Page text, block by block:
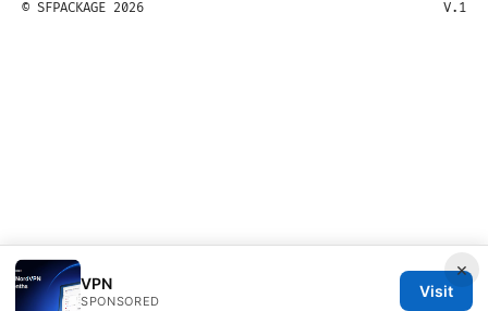
×
VPN
SPONSORED
Visit
© SFPACKAGE 2026 V.1